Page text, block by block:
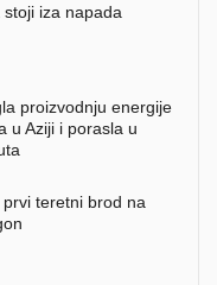
iza napada
proizvodnju energije
u Aziji i porasla u
teretni brod na